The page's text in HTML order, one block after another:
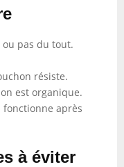
ou pas du tout.
résiste.
est organique.
après
à éviter